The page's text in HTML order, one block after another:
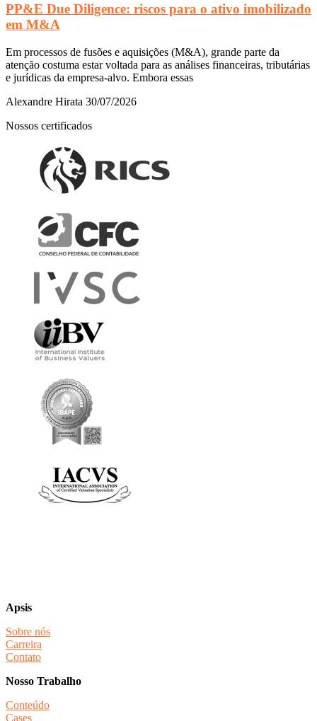
PP&E Due Diligence: riscos para o ativo imobilizado
em M&A
Em processos de fusões e aquisições (M&A), grande parte da
atenção costuma estar voltada para as análises financeiras, tributárias
e jurídicas da empresa-alvo. Embora essas
Alexandre Hirata 30/07/2026
Nossos certificados
Apsis
Sobre nós
Carreira
Contato
Nosso Trabalho
Conteúdo
Cases